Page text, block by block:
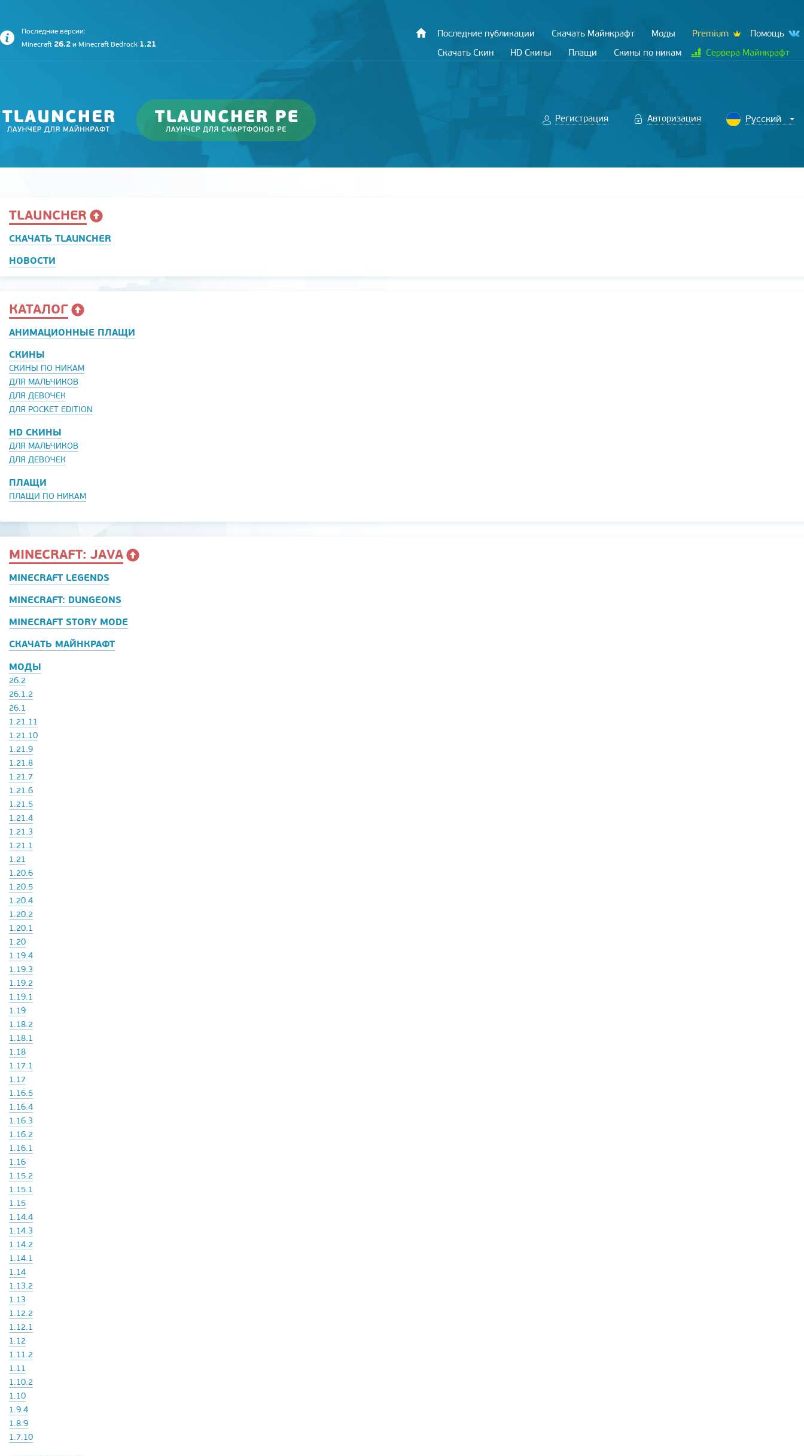
Последние версии:
Minecraft 26.2 и Minecraft Bedrock 1.21
Последние публикации Скачать Майнкрафт Моды Premium
Помощь
Скачать Скин
HD Скины Плащи Скины по никам Сервера Майнкрафт
Регистрация Авторизация
TLAUNCHER
СКАЧАТЬ TLAUNCHER
НОВОСТИ
КАТАЛОГ
АНИМАЦИОННЫЕ ПЛАЩИ
СКИНЫ
СКИНЫ ПО НИКАМ
ДЛЯ МАЛЬЧИКОВ
ДЛЯ ДЕВОЧЕК
ДЛЯ POCKET EDITION
HD СКИНЫ
ДЛЯ МАЛЬЧИКОВ
ДЛЯ ДЕВОЧЕК
ПЛАЩИ
ПЛАЩИ ПО НИКАМ
MINECRAFT: JAVA
MINECRAFT LEGENDS
MINECRAFT: DUNGEONS
MINECRAFT STORY MODE
СКАЧАТЬ МАЙНКРАФТ
МОДЫ
26.2
26.1.2
26.1
1.21.11
1.21.10
1.21.9
1.21.8
1.21.7
1.21.6
1.21.5
1.21.4
1.21.3
1.21.1
1.21
1.20.6
1.20.5
1.20.4
1.20.2
1.20.1
1.20
1.19.4
1.19.3
1.19.2
1.19.1
1.19
1.18.2
1.18.1
1.18
1.17.1
1.17
1.16.5
1.16.4
1.16.3
1.16.2
1.16.1
1.16
1.15.2
1.15.1
1.15
1.14.4
1.14.3
1.14.2
1.14.1
1.14
1.13.2
1.13
1.12.2
1.12.1
1.12
1.11.2
1.11
1.10.2
1.10
1.9.4
1.8.9
1.7.10